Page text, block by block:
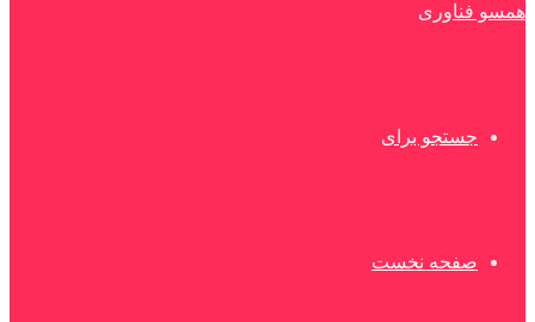
همسو فناوری
جستجو برای
صفحه نخست